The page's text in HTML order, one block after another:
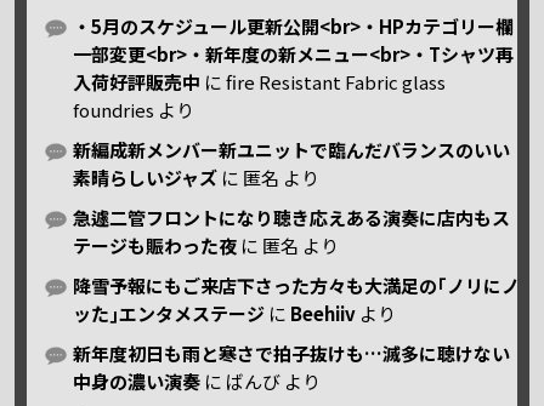
・5月のスケジュール更新公開<br>・HPカテゴリー欄
一部変更<br>・新年度の新メニュー<br>・Tシャツ再
入荷好評販売中 にfire Resistant Fabric glass
foundries より
新編成新メンバー新ユニットで臨んだバランスのいい
素晴らしいジャズ に 匿名 より
急遽二管フロントになり聴き応えある演奏に店内もス
テージも賑わった夜 に 匿名 より
降雪予報にもご来店下さった方々も大満足の｢ノリにノ
ッた｣エンタメステージ に Beehiiv より
新年度初日も雨と寒さで拍子抜けも…滅多に聴けない
中身の濃い演奏 に ばんび より